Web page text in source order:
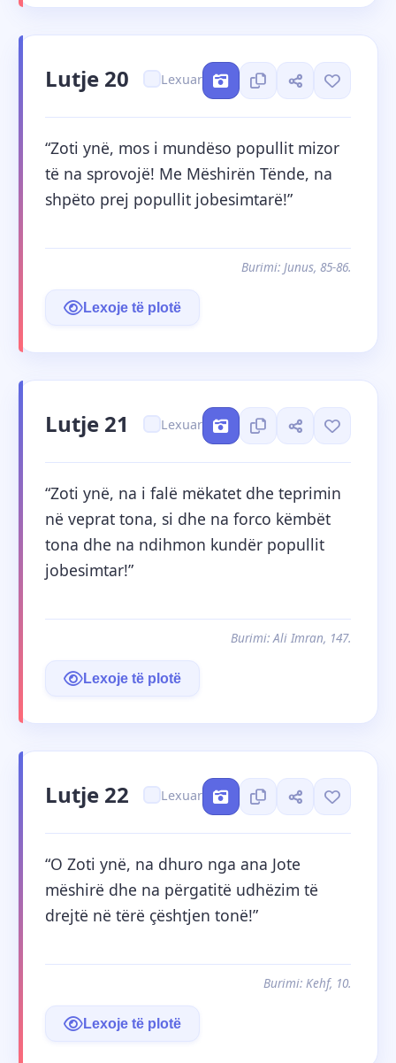
Lutje 20 Lexuar
“Zoti ynë, mos i mundëso popullit mizor
të na sprovojë! Me Mëshirën Tënde, na
shpëto prej popullit jobesimtarë!”
Burimi: Junus, 85-86.
Lexoje të plotë
Lutje 21 Lexuar
“Zoti ynë, na i falë mëkatet dhe teprimin
në veprat tona, si dhe na forco këmbët
tona dhe na ndihmon kundër popullit
jobesimtar!”
Burimi: Ali Imran, 147.
Lexoje të plotë
Lutje 22 Lexuar
“O Zoti ynë, na dhuro nga ana Jote
mëshirë dhe na përgatitë udhëzim të
drejtë në tërë çështjen tonë!”
Burimi: Kehf, 10.
Lexoje të plotë